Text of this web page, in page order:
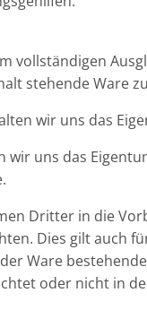
vollständigen
stehende Ware
wir uns das
uns das
Dritter in die
Dies gilt auch
Ware
oder nicht in